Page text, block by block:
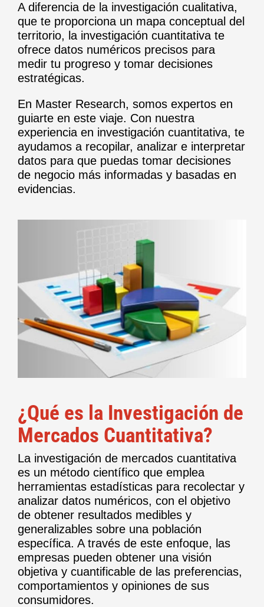
A diferencia de la investigación cualitativa,
que te proporciona un mapa conceptual del
territorio, la investigación cuantitativa te
ofrece datos numéricos precisos para
medir tu progreso y tomar decisiones
estratégicas.
En Master Research, somos expertos en
guiarte en este viaje. Con nuestra
experiencia en investigación cuantitativa, te
ayudamos a recopilar, analizar e interpretar
datos para que puedas tomar decisiones
de negocio más informadas y basadas en
evidencias.
¿Qué es la Investigación de
Mercados Cuantitativa?
La investigación de mercados cuantitativa
es un método científico que emplea
herramientas estadísticas para recolectar y
analizar datos numéricos, con el objetivo
de obtener resultados medibles y
generalizables sobre una población
específica. A través de este enfoque, las
empresas pueden obtener una visión
objetiva y cuantificable de las preferencias,
comportamientos y opiniones de sus
consumidores.